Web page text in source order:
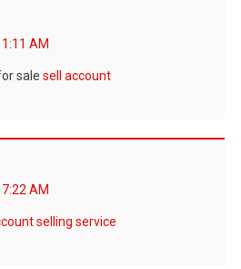
AM
sale sell account
AM
selling service